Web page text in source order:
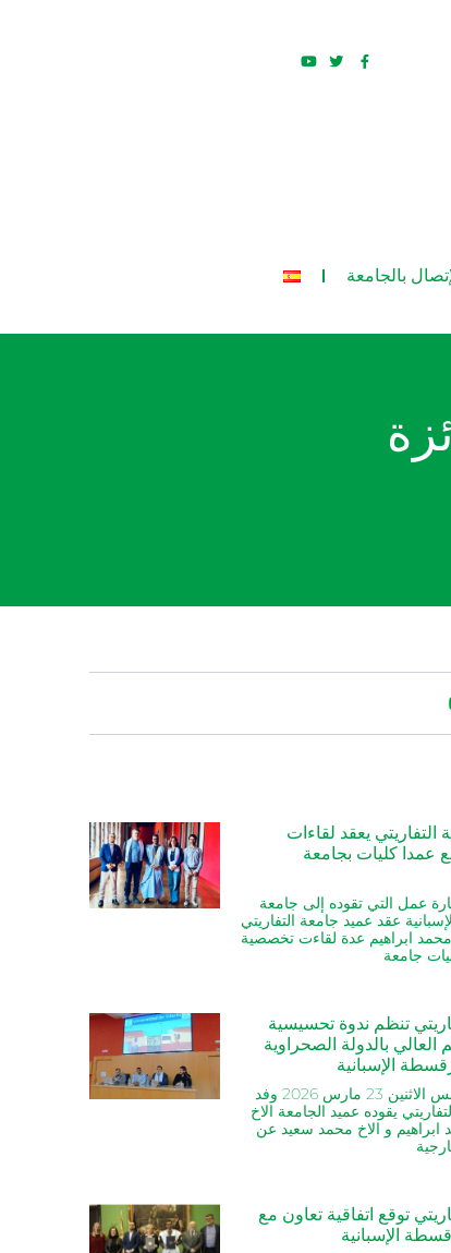
بالجامعة
التفاريتي يعقد لقاءات
عمدا كليات بجامعة
عمل التي تقوده إلى جامعة
عقد عميد جامعة التفاريتي
ابراهيم عدة لقاءت تخصصية
جامعة
تنظم ندوة تحسيسية
العالي بالدولة الصحراوية
الإسبانية
نشط يوم امس الاثنين 23 مارس 2026 وفد
يقوده عميد الجامعة الاخ
ابراهيم و الاخ محمد سعيد عن
توقع اتفاقية تعاون مع
الإسبانية